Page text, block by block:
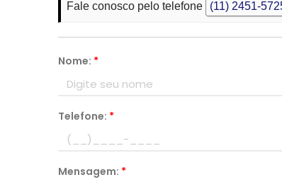
Fale conosco pelo telefone
(11) 2451-
Nome: *
Telefone: *
Mensagem: *